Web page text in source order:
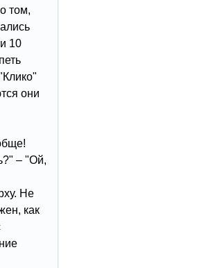
том,
10
они
– "Ой,
Не
как